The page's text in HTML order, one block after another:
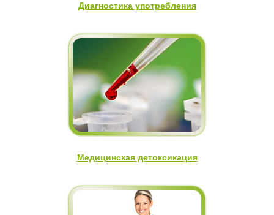
Диагностика употребления
Медицинская детоксикация